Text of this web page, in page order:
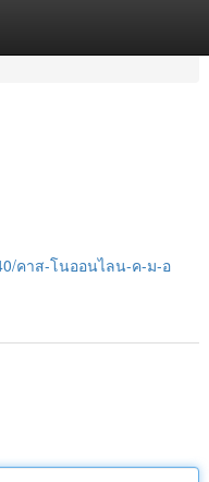
คาส-โนออนไลน-ค-ม-อ